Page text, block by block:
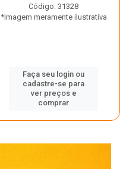
Código: 31328
*Imagem meramente ilustrativa
Faça seu login ou
cadastre-se para
ver preços e
comprar